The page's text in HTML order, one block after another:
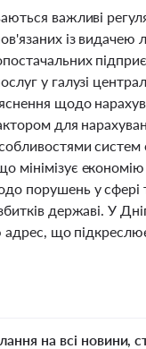
важливі
із видачею
у галузі
щодо
для
систем
порушень у
державі. У
що
на всі новини,